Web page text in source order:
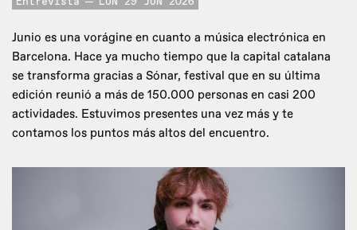
Junio es una vorágine en cuanto a música electrónica en
Barcelona. Hace ya mucho tiempo que la capital catalana
se transforma gracias a Sónar, festival que en su última
edición reunió a más de 150.000 personas en casi 200
actividades. Estuvimos presentes una vez más y te
contamos los puntos más altos del encuentro.